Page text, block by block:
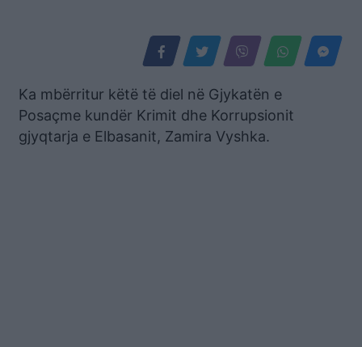
Ka mbërritur këtë të diel në Gjykatën e
Posaçme kundër Krimit dhe Korrupsionit
gjyqtarja e Elbasanit, Zamira Vyshka.